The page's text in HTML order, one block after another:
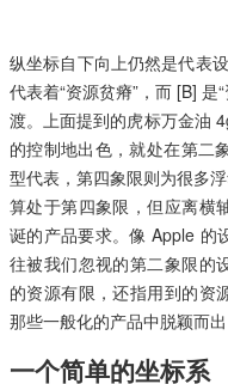
纵坐标自下向上仍然是代表
代表着“资源贫瘠”，而 [B]
渡。上面提到的虎标万金油
的控制地出色，就处在第二
型代表，第四象限则为很多
算处于第四象限，但应离横
诞的产品要求。像 Apple 的
往被我们忽视的第二象限的
的资源有限，还指用到的资
那些一般化的产品中脱颖而
一个简单的坐标系